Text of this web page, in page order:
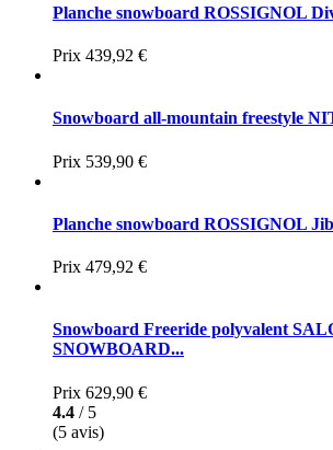
Planche snowboard ROSSIGNOL
Prix 439,92 €
Snowboard all-mountain freestyle
Prix 539,90 €
Planche snowboard ROSSIGNOL
Prix 479,92 €
Snowboard Freeride polyvalent
SNOWBOARD...
Prix 629,90 €
4.4 / 5
(5 avis)